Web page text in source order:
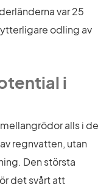
var 25
odling av
i
alls i de
regnvatten, utan
Den största
det svårt att